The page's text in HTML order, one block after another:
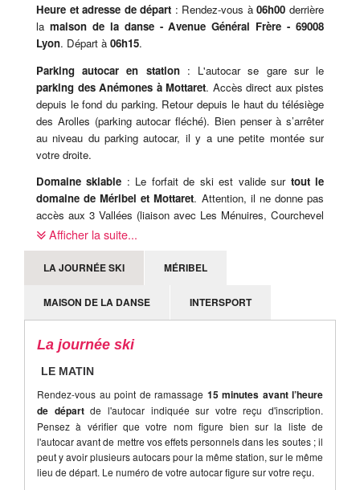
Heure et adresse de départ : Rendez-vous à06h00 derrière
la maison de la danse - Avenue Général Frère - 69008
Lyon. Départ à 06h15.
Parking autocar en station: L'autocar se gare sur le
parking des Anémones à Mottaret. Accès direct aux pistes
depuis le fond du parking. Retour depuis le haut du télésiège
des Arolles (parking autocar fléché). Bien penser à s’arrêter
au niveau du parking autocar, il y a une petite montée sur
votre droite.
Domaine skiable : Le forfait de ski est valide sur tout le
domaine de Méribel et Mottaret. Attention, il ne donne pas
accès aux 3 Vallées (liaison avec Les Ménuires, Courchevel
et Val Thorens).
Heure de retour
: Rendez-vous à
09h00 de coupure légale sur place, cet horaire est donc
Afficher la suite...
LA JOURNÉE SKI MÉRIBEL
MAISON DE LA DANSE INTERSPORT
La journée ski
LE MATIN
Rendez-vous au point de ramassage 15 minutes avant l’heure
de départde l'autocar indiquée sur votre reçu d'inscription.
Pensez à vérifier que votre nom figure bien sur la liste de
l'autocar avant de mettre vos effets personnels dans les soutes ; il
peut y avoir plusieurs autocars pour la même station, sur le même
lieu de départ. Le numéro de votre autocar figure sur votre reçu.